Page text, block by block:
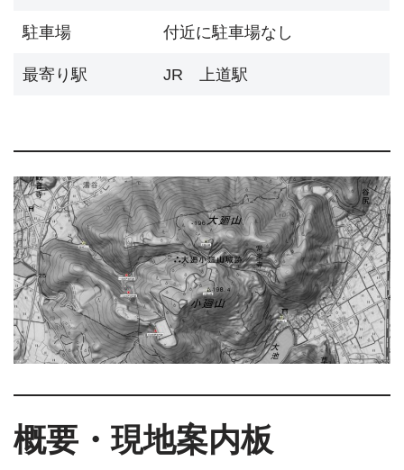
駐車場 付近に駐車場なし
最寄り駅 JR 上道駅
概要・現地案内板